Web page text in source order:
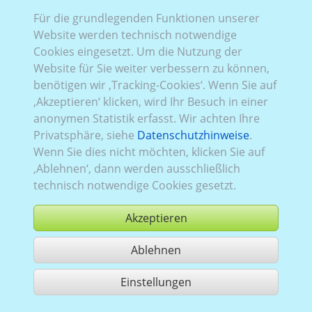
kaufen
1 Treffer teilen
Für die grundlegenden Funktionen unserer
Website werden technisch notwendige
Cookies eingesetzt. Um die Nutzung der
Website für Sie weiter verbessern zu können,
benötigen wir ‚Tracking-Cookies‘. Wenn Sie auf
‚Akzeptieren‘ klicken, wird Ihr Besuch in einer
anonymen Statistik erfasst. Wir achten Ihre
Privatsphäre, siehe Datenschutzhinweise.
Wenn Sie dies nicht möchten, klicken Sie auf
‚Ablehnen‘, dann werden ausschließlich
technisch notwendige Cookies gesetzt.
Akzeptieren
Ablehnen
Einstellungen